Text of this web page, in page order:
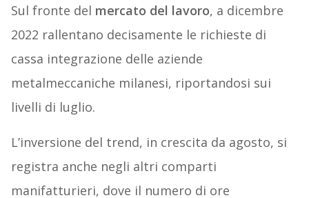
Sul fronte del mercato del lavoro, a dicembre
2022 rallentano decisamente le richieste di
cassa integrazione delle aziende
metalmeccaniche milanesi, riportandosi sui
livelli di luglio.
L’inversione del trend, in crescita da agosto, si
registra anche negli altri comparti
manifatturieri, dove il numero di ore